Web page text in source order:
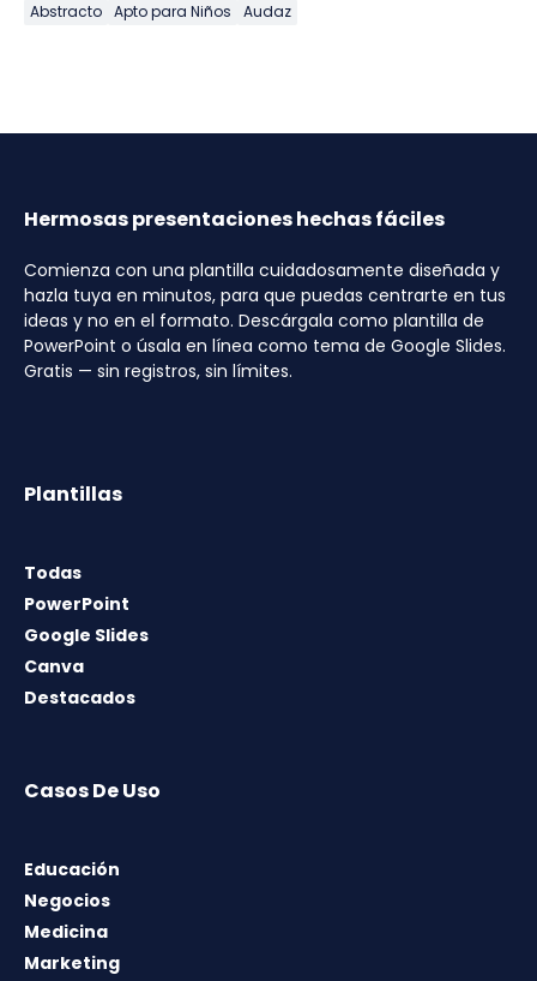
Abstracto Apto para Niños Audaz
Hermosas presentaciones hechas fáciles
Comienza con una plantilla cuidadosamente diseñada y
hazla tuya en minutos, para que puedas centrarte en tus
ideas y no en el formato. Descárgala como plantilla de
PowerPoint o úsala en línea como tema de Google Slides.
Gratis — sin registros, sin límites.
Plantillas
Todas
PowerPoint
Google Slides
Canva
Destacados
Casos De Uso
Educación
Negocios
Medicina
Marketing